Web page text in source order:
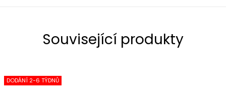
Související produkty
DODÁNÍ 2-6 TÝDNŮ